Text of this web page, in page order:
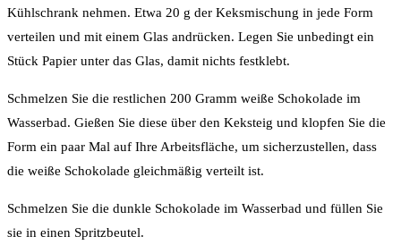
Kühlschrank nehmen. Etwa 20 g der Keksmischung in jede Form
verteilen und mit einem Glas andrücken. Legen Sie unbedingt ein
Stück Papier unter das Glas, damit nichts festklebt.
Schmelzen Sie die restlichen 200 Gramm weiße Schokolade im
Wasserbad. Gießen Sie diese über den Keksteig und klopfen Sie die
Form ein paar Mal auf Ihre Arbeitsfläche, um sicherzustellen, dass
die weiße Schokolade gleichmäßig verteilt ist.
Schmelzen Sie die dunkle Schokolade im Wasserbad und füllen Sie
sie in einen Spritzbeutel.